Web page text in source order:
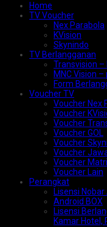
Home
TV Voucher
Nex Parabola
KVision
Skynindo
TV Berlangganan
Transvision –
MNC Vision –
Form
Voucher TV
Voucher Nex
Voucher
Voucher
Voucher GOL
Voucher
Voucher
Voucher
Voucher Lain
Perangkat
Lisensi
Android BOX
Lisensi
Kamar Hotel,